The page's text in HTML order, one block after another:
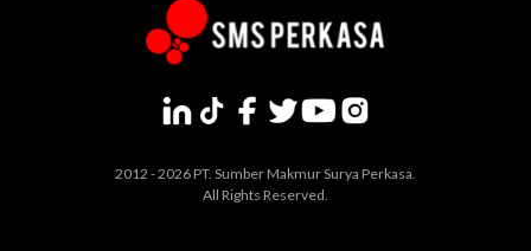
2012 - 2026 PT. Sumber Makmur Surya Perkasa.
All Rights Reserved.